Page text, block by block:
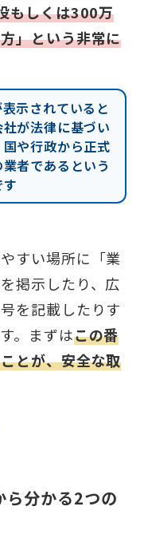
もしくは300万
」という非常に
示されていると
が法律に基づい
や行政から正式
者であるという
す
すい場所に「業
掲示したり、広
を記載したりす
。まずはこの番
とが、安全な取
ら分かる2つの